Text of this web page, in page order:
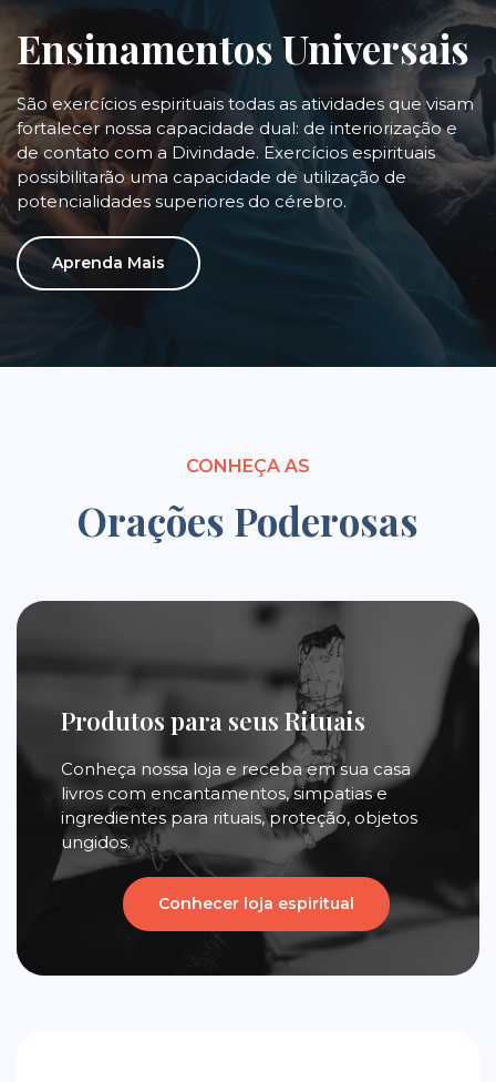
Ensinamentos Universais
São exercícios espirituais todas as atividades que visam
fortalecer nossa capacidade dual: de interiorização e
de contato com a Divindade. Exercícios espirituais
possibilitarão uma capacidade de utilização de
potencialidades superiores do cérebro.
Aprenda Mais
CONHEÇA AS
Orações Poderosas
Produtos para seus Rituais
Conheça nossa loja e receba em sua casa
livros com encantamentos, simpatias e
ingredientes para rituais, proteção, objetos
ungidos.
Conhecer loja espiritual